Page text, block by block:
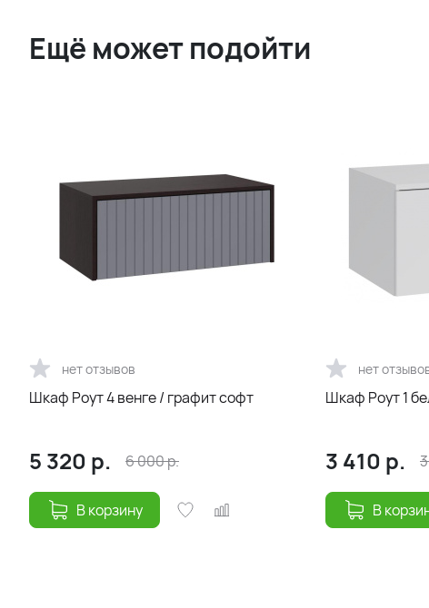
Ещё может подойти
нет отзывов
Шкаф Роут 4 венге / графит софт
5 320 р. 6 000р.
В корзину
нет
Шкаф Роут 1
3 410 р.
В